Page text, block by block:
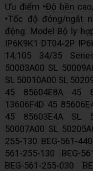
Ưu điểm •Độ bền
•Tốc độ đóng/ngắt
động. Model Bộ ly
IP6K9K1 DT04-2P
14.105 34/35
50003A00 SL
SL 50010A00 SL
45 85604E8A 45
13606F4D 45
45 85603E4A SL
50007A00 SL
255-130 BEG-561-
561-255-130 BEG-
BEG-561-255-030